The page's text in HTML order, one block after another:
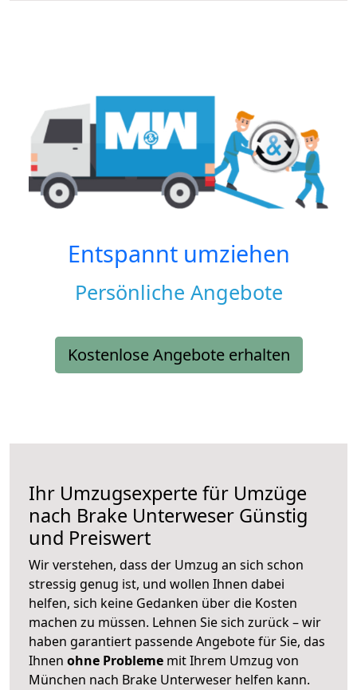
Entspannt umziehen
Persönliche Angebote
Kostenlose Angebote erhalten
Ihr Umzugsexperte für Umzüge
nach Brake Unterweser Günstig
und Preiswert
Wir verstehen, dass der Umzug an sich schon
stressig genug ist, und wollen Ihnen dabei
helfen, sich keine Gedanken über die Kosten
machen zu müssen. Lehnen Sie sich zurück – wir
haben garantiert passende Angebote für Sie, das
Ihnen ohne Probleme mit Ihrem Umzug von
München nach Brake Unterweser helfen kann.